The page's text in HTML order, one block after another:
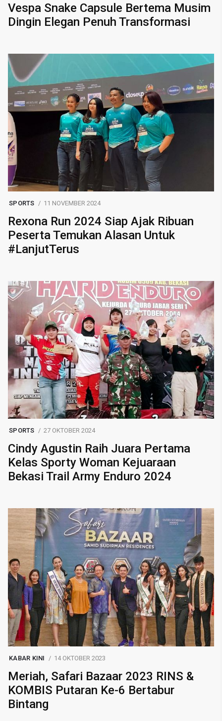
Vespa Snake Capsule Bertema Musim
Dingin Elegan Penuh Transformasi
SPORTS 11 NOVEMBER 2024
Rexona Run 2024 Siap Ajak Ribuan
Peserta Temukan Alasan Untuk
#LanjutTerus
SPORTS 27 OKTOBER 2024
Cindy Agustin Raih Juara Pertama
Kelas Sporty Woman Kejuaraan
Bekasi Trail Army Enduro 2024
KABAR KINI 14 OKTOBER 2023
Meriah, Safari Bazaar 2023 RINS &
KOMBIS Putaran Ke-6 Bertabur
Bintang